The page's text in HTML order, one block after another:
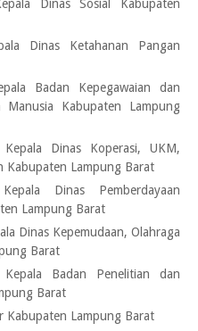
Dinas Sosial Kabupaten
Dinas Ketahanan Pangan
Badan Kepegawaian dan
Manusia Kabupaten Lampung
Kepala Dinas Koperasi, UKM,
Kabupaten Lampung Barat
Kepala Dinas Pemberdayaan
Lampung Barat
Dinas Kepemudaan, Olahraga
Barat
Kepala Badan Penelitian dan
Barat
Kabupaten Lampung Barat